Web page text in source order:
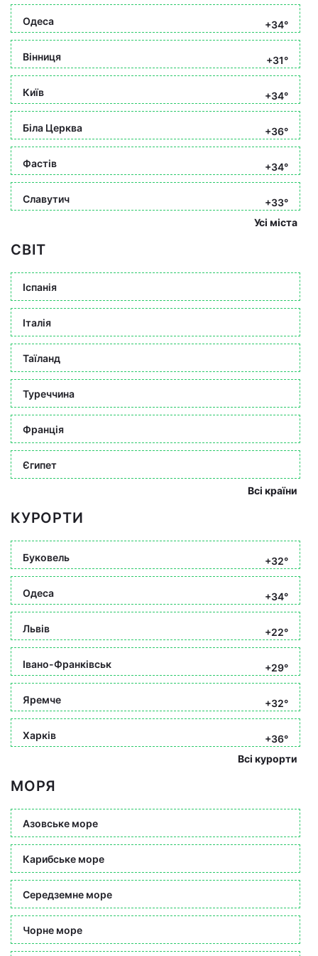
Одеса +34°
Вінниця +31°
Київ +34°
Біла Церква +36°
Фастів +34°
Славутич
+33°
Усі міста
СВІТ
Іспанія
Італія
Таїланд
Туреччина
Франція
Єгипет
Всі країни
КУРОРТИ
Буковель +32°
Одеса +34°
Львів +22°
Івано-Франківськ +29°
Яремче +32°
Харків
+36°
Всі курорти
МОРЯ
Азовське море
Карибське море
Середземне море
Чорне море